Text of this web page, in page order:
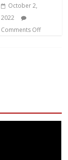
October 2,
2022
Comments Off